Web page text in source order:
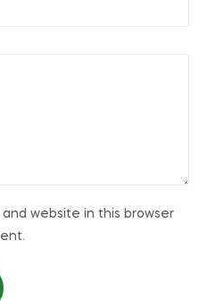
and website in this browser